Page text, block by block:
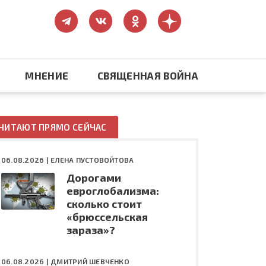
Конфликт на Украине
МНЕНИЕ СВЯЩЕННАЯ ВОЙНА
ПРЯМО СЕЙЧАС
06.08.2026 | ЕЛЕНА ПУСТОВОЙТОВА
Дорогами
евроглобализма:
сколько стоит
«брюссельская
зараза»?
06.08.2026 | ДМИТРИЙ ШЕВЧЕНКО